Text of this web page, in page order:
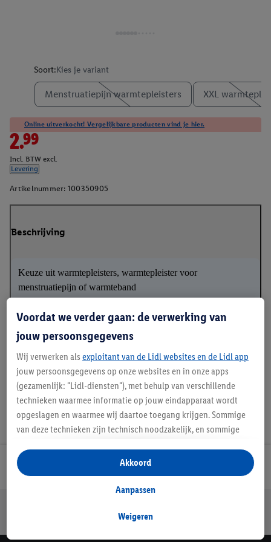
Soort:Kies je variant
Menstruatiepijn warmtepleisters XXL
Online uitverkocht! Vergelijkbare producten vind je hier.
2.99
Incl. BTW excl.
Levering
Artikelnummer: 100350905
Beschrijving
Keuze uit warmtepleisters, warmtepleister voor
menstruatiepijn of warmteband
✓Medisch product
✓Pijnstillende werking
Lidl Nieuwsbrief
Veilig winkelen
Voordat we verder gaan: de verwerking van
jouw persoonsgegevens
Wij verwerken als exploitant van de Lidl websites en de Lidl app
jouw persoonsgegevens op onze websites en in onze apps
(gezamenlijk: "Lidl-diensten"), met behulp van verschillende
technieken waarmee informatie op jouw eindapparaat wordt
opgeslagen en waarmee wij daartoe toegang krijgen. Sommige
van deze technieken zijn technisch noodzakelijk, en sommige
opslaan van voorkeursinstellingen, het verzamelen en
analyseren van statistieken of voor het tonen van
gepersonaliseerde reclame binnen en buiten de Lidl-diensten.
gegevens over jouw aankoopgedrag in de winkel ook voor de
Weigeren
Aanpassen
Akkoord